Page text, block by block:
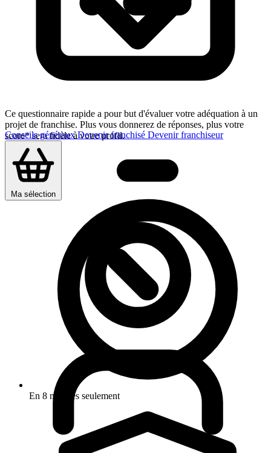
Conseils générauxDevenir franchisé Devenir franchiseur
Ma sélection
Ce questionnaire rapide a pour but d'évaluer votre adéquation à un
projet de franchise. Plus vous donnerez de réponses, plus votre
score* sera fidèle à votre profil.
En 8 minutes seulement